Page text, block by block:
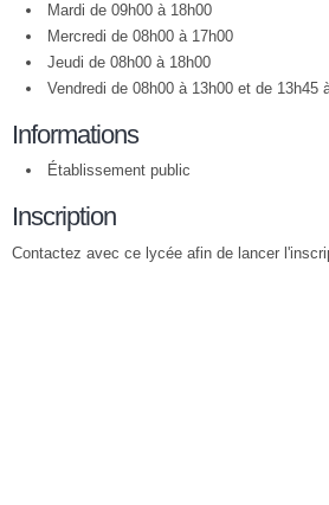
Mardi de 09h00 à 18h00
Mercredi de 08h00 à 17h00
Jeudi de 08h00 à 18h00
Vendredi de 08h00 à 13h00 et de 13h45
Informations
Établissement public
Inscription
Contactez avec ce lycée afin de lancer